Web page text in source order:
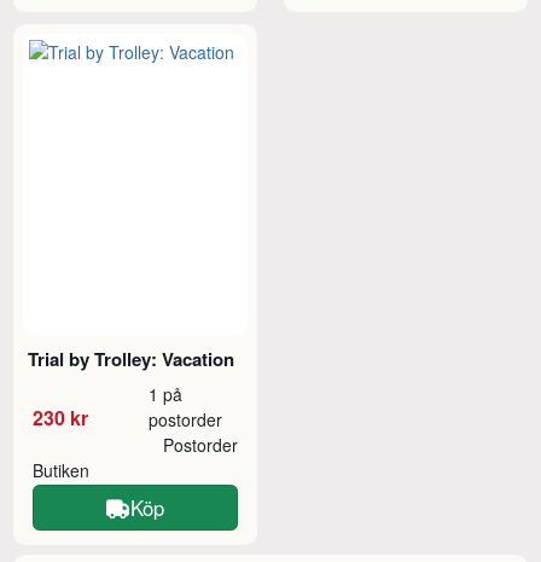
Trial by Trolley: Vacation
230 kr
1 på
postorder
Butiken
Postorder
Köp